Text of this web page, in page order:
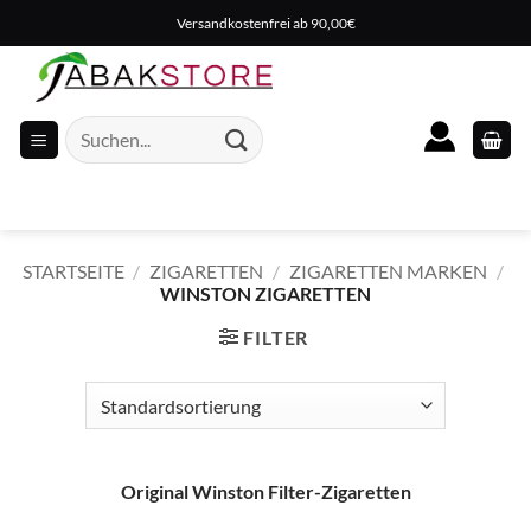
Inhalt
springen
Versandkostenfrei ab 90,00€
Suche
nach:
STARTSEITE / ZIGARETTEN / ZIGARETTEN MARKEN /
WINSTON ZIGARETTEN
FILTER
Original Winston Filter-Zigaretten